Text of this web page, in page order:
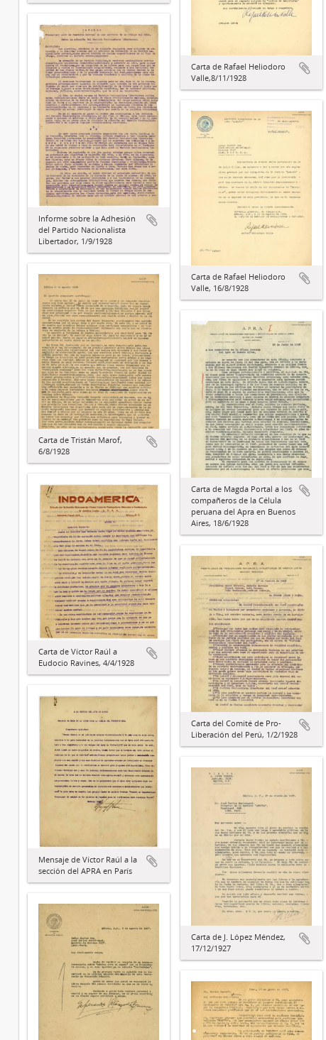
Carta de Rafael Heliodoro
Valle,8/11/1928
Informe sobre la Adhesión
del Partido Nacionalista
Libertador, 1/9/1928
Carta de Rafael Heliodoro
Valle, 16/8/1928
Carta de Tristán Marof,
6/8/1928
Carta de Magda Portal a los
compañeros de la Célula
peruana del Apra en Buenos
Aires, 18/6/1928
Carta de Víctor Raúl a
Eudocio Ravines, 4/4/1928
Carta del Comité de Pro-
Liberación del Perú, 1/2/1928
Mensaje de Víctor Raúl a la
sección del APRA en París
Carta de J. López Méndez,
17/12/1927